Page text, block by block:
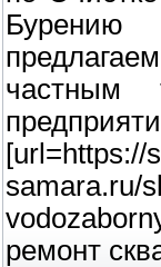
частным
[url=https://
samara.ru/
ремонт